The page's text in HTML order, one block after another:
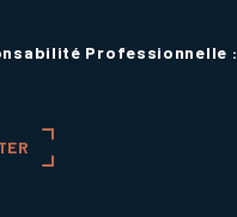
Professionnelle :